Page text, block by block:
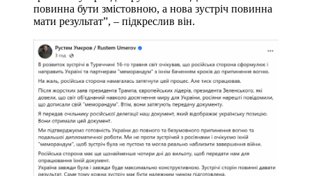
повинна бути змістовною, а нова зустріч повинна
мати результат”, – підкреслив він.